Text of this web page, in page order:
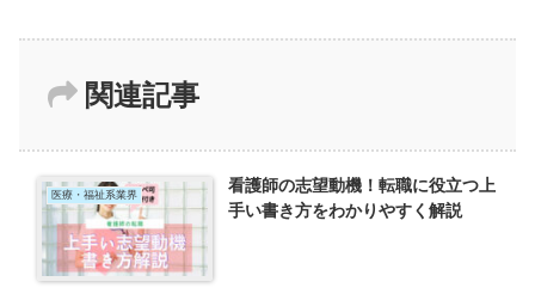
関連記事
医療・福祉系業界
看護師の志望動機！転職に役立つ上
手い書き方をわかりやすく解説